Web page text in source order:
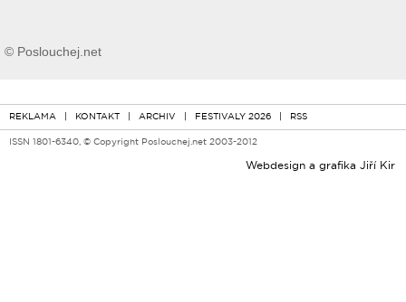
© Poslouchej.net
REKLAMA | KONTAKT | ARCHIV | FESTIVALY 2026 | RSS
ISSN 1801-6340, © Copyright Poslouchej.net 2003-2012
Webdesign a grafika Jiří Kir